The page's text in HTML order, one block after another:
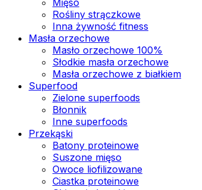
Rośliny strączkowe
Inna żywność fitness
Masła orzechowe
Masło orzechowe 100%
Słodkie masła orzechowe
Masła orzechowe z białkiem
Superfood
Zielone superfoods
Błonnik
Inne superfoods
Przekąski
Batony proteinowe
Suszone mięso
Owoce liofilizowane
Ciastka proteinowe